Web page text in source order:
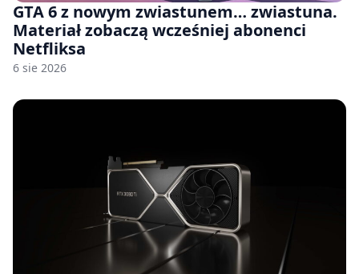
GTA 6 z nowym zwiastunem… zwiastuna.
Materiał zobaczą wcześniej abonenci
Netfliksa
6 sie 2026